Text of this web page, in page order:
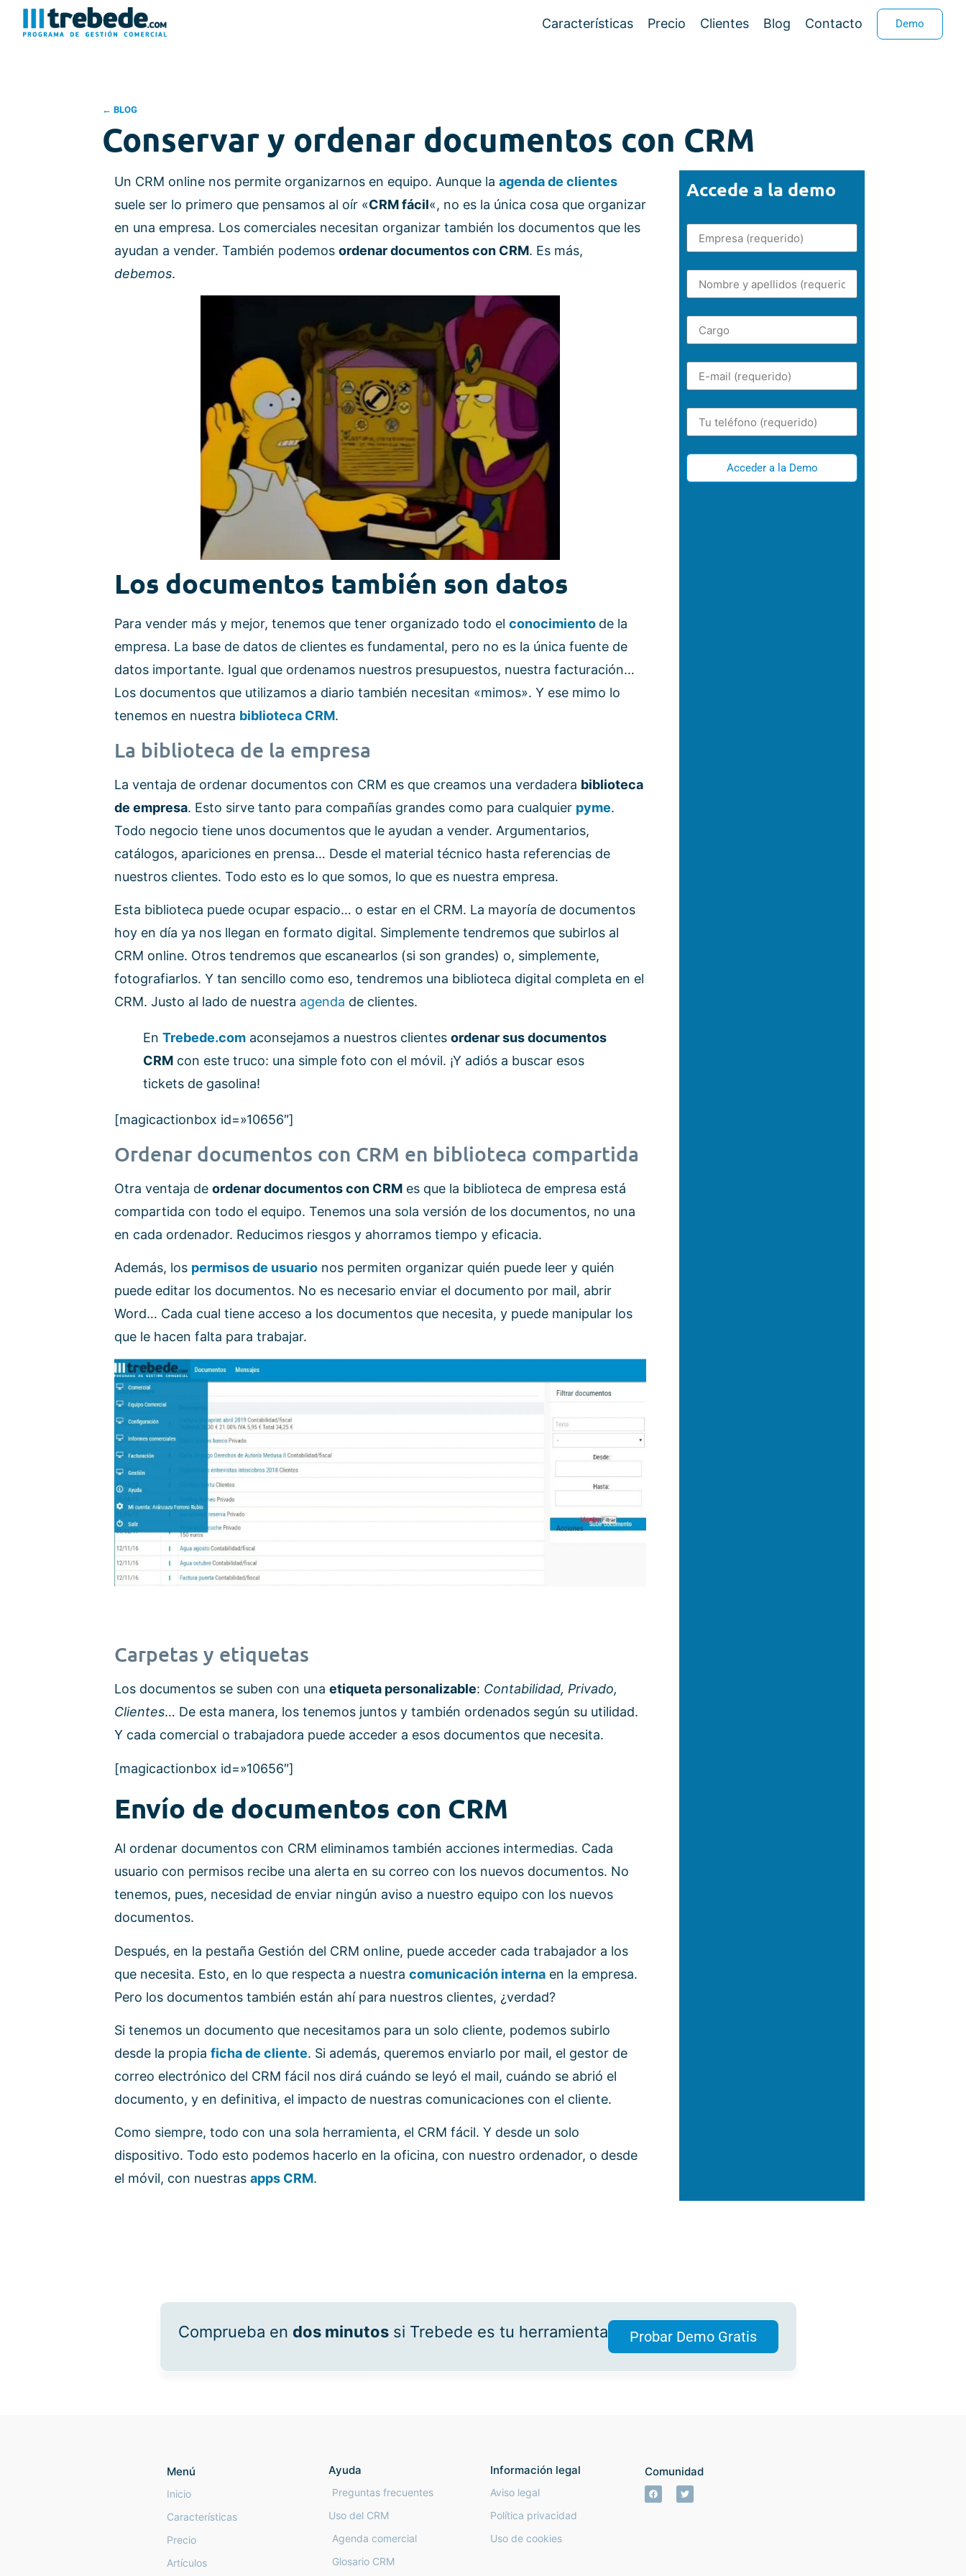
Características Precio Clientes Blog Contacto Demo
← BLOG
Conservar y ordenar documentos con CRM
Un CRM online nos permite organizarnos en equipo. Aunque la agenda de clientes
suele ser lo primero que pensamos al oír «CRM fácil«, no es la única cosa que organizar
en una empresa. Los comerciales necesitan organizar también los documentos que les
ayudan a vender. También podemos ordenar documentos con CRM. Es más,
debemos.
Los documentos también son datos
Para vender más y mejor, tenemos que tener organizado todo el conocimiento de la
empresa. La base de datos de clientes es fundamental, pero no es la única fuente de
datos importante. Igual que ordenamos nuestros presupuestos, nuestra facturación…
Los documentos que utilizamos a diario también necesitan «mimos». Y ese mimo lo
tenemos en nuestra biblioteca CRM.
La biblioteca de la empresa
La ventaja de ordenar documentos con CRM es que creamos una verdadera biblioteca
de empresa. Esto sirve tanto para compañías grandes como para cualquier pyme.
Todo negocio tiene unos documentos que le ayudan a vender. Argumentarios,
catálogos, apariciones en prensa… Desde el material técnico hasta referencias de
nuestros clientes. Todo esto es lo que somos, lo que es nuestra empresa.
Esta biblioteca puede ocupar espacio… o estar en el CRM. La mayoría de documentos
hoy en día ya nos llegan en formato digital. Simplemente tendremos que subirlos al
CRM online. Otros tendremos que escanearlos (si son grandes) o, simplemente,
fotografiarlos. Y tan sencillo como eso, tendremos una biblioteca digital completa en el
CRM. Justo al lado de nuestra agenda de clientes.
En Trebede.comaconsejamos a nuestros clientes ordenar sus documentos
CRMcon este truco: una simple foto con el móvil. ¡Y adiós a buscar esos
tickets de gasolina!
[magicactionbox id=»10656″]
Ordenar documentos con CRM en biblioteca compartida
Otra ventaja de ordenar documentos con CRMes que la biblioteca de empresa está
compartida con todo el equipo. Tenemos una sola versión de los documentos, no una
en cada ordenador. Reducimos riesgos y ahorramos tiempo y eficacia.
Además, los permisos de usuarionos permiten organizar quién puede leer y quién
puede editar los documentos. No es necesario enviar el documento por mail, abrir
Word… Cada cual tiene acceso a los documentos que necesita, y puede manipular los
que le hacen falta para trabajar.
Carpetas y etiquetas
Los documentos se suben con una etiqueta personalizable: Contabilidad, Privado,
Clientes… De esta manera, los tenemos juntos y también ordenados según su utilidad.
Y cada comercial o trabajadora puede acceder a esos documentos que necesita.
[magicactionbox id=»10656″]
Envío de documentos con CRM
Al ordenar documentos con CRM eliminamos también acciones intermedias. Cada
usuario con permisos recibe una alerta en su correo con los nuevos documentos. No
tenemos, pues, necesidad de enviar ningún aviso a nuestro equipo con los nuevos
documentos.
Después, en la pestaña Gestión del CRM online, puede acceder cada trabajador a los
que necesita. Esto, en lo que respecta a nuestra comunicación internaen la empresa.
Pero los documentos también están ahí para nuestros clientes, ¿verdad?
Si tenemos un documento que necesitamos para un solo cliente, podemos subirlo
desde la propia ficha de cliente. Si además, queremos enviarlo por mail, el gestor de
correo electrónico del CRM fácil nos dirá cuándo se leyó el mail, cuándo se abrió el
documento, y en definitiva, el impacto de nuestras comunicaciones con el cliente.
Como siempre, todo con una sola herramienta, el CRM fácil. Y desde un solo
dispositivo. Todo esto podemos hacerlo en la oficina, con nuestro ordenador, o desde
el móvil, con nuestras apps CRM.
Accede a la demo
Acceder a la Demo
Comprueba en dos minutos si Trebede es tu herramienta Probar Demo Gratis
Menú
Inicio
Características
Precio
Artículos
Ayuda
Preguntas frecuentes
Uso del CRM
Agenda comercial
Glosario CRM
Información legal
Aviso legal
Política privacidad
Uso de cookies
Comunidad